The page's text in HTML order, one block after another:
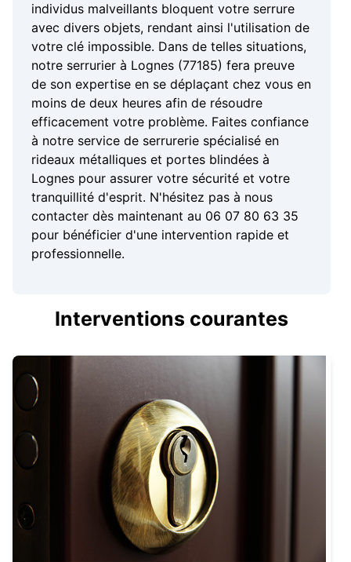
individus malveillants bloquent votre serrure
avec divers objets, rendant ainsi l'utilisation de
votre clé impossible. Dans de telles situations,
notre serrurier à Lognes (77185) fera preuve
de son expertise en se déplaçant chez vous en
moins de deux heures afin de résoudre
efficacement votre problème. Faites confiance
à notre service de serrurerie spécialisé en
rideaux métalliques et portes blindées à
Lognes pour assurer votre sécurité et votre
tranquillité d'esprit. N'hésitez pas à nous
contacter dès maintenant au 06 07 80 63 35
pour bénéficier d'une intervention rapide et
professionnelle.
Interventions courantes